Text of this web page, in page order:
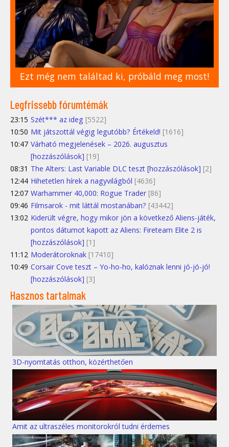
Ezt még nem találtad ki, próbáld meg most!
Legfrissebb fórumtémák
23:15 Szét*** az ideg [5522]
10:50 Mit játszottál végig legutóbb? Értékeld! [1616]
10:47 Várható megjelenések – 2026. augusztus
[hozzászólások] [19]
08:31 The Alters: Last Variable DLC teszt [hozzászólások] [2]
12:44 Hihetetlen hírek a nagyvilágból [4636]
12:07 Warhammer 40,000: Rogue Trader [86]
09:46 Filmsarok - mit láttál mostanában? [43442]
13:02 Kiderült végre, hogy mikor jön a következő Aliens-játék,
pontos dátumot kapott az Aliens: Fireteam Elite 2 is
[hozzászólások] [1]
11:12 Moderátoroknak [17410]
10:49 Corsair Cove teszt – Yo-ho-ho, kalóznak lenni jó-jó-jó!
[hozzászólások] [3]
Hasznos tartalmak
3D-nyomtatás otthon, közérthetően
Amit az ultraszéles monitorokról tudni érdemes